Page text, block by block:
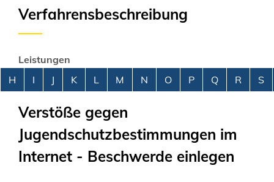
Verfahrensbeschreibung
Leistungen
Alphabetisches Register überspringen
H I J K L M N O P Q R S
Verstöße gegen
Jugendschutzbestimmungen im
Internet - Beschwerde einlegen